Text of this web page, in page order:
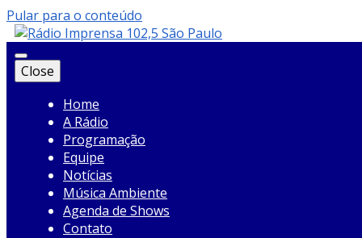
Pular para o conteúdo
Rádio
Close
Home
A Rádio
Programação
Equipe
Notícias
Música Ambiente
Agenda de Shows
Contato